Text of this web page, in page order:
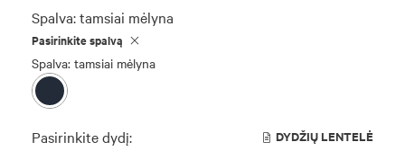
Spalva:tamsiai mėlyna
Pasirinkite spalvą
Spalva: tamsiai mėlyna
Pasirinkite dydį: DYDŽIŲ LENTELĖ